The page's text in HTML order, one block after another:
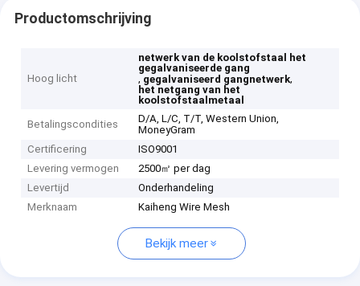
Productomschrijving
Hoog licht
netwerk van de koolstofstaal het
gegalvaniseerde gang
, gegalvaniseerd gangnetwerk,
het netgang van het
koolstofstaalmetaal
Betalingscondities
D/A, L/C, T/T, Western Union,
MoneyGram
Certificering
ISO9001
Levering vermogen
2500㎡ per dag
Levertijd
Onderhandeling
Merknaam
Kaiheng Wire Mesh
Bekijk meer